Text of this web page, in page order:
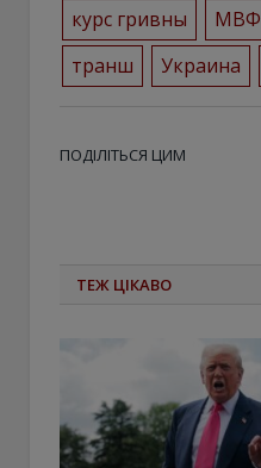
курс гривны
МВФ
транш
Украина
ПОДІЛІТЬСЯ ЦИМ
ТЕЖ ЦІКАВО